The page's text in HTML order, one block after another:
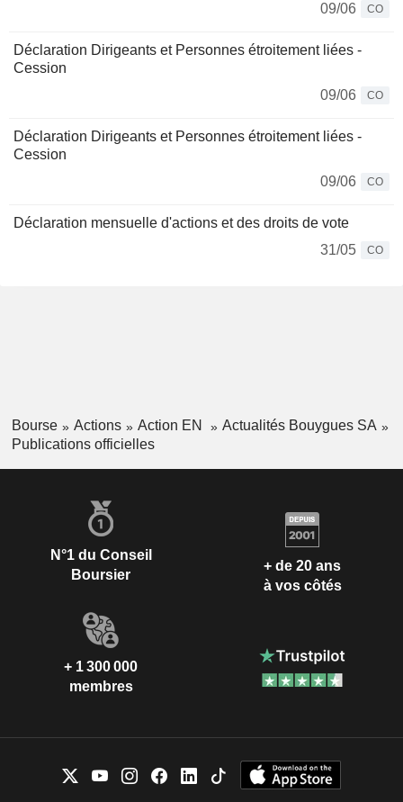
09/06
CO
Déclaration Dirigeants et Personnes étroitement liées -
Cession
09/06
CO
Déclaration Dirigeants et Personnes étroitement liées -
Cession
09/06
CO
Déclaration mensuelle d'actions et des droits de vote
31/05
CO
Bourse Actions Action EN
Actualités Bouygues SA
Publications officielles
N°1 du Conseil
Boursier
+ de 20 ans
à vos côtés
+ 1 300 000
membres